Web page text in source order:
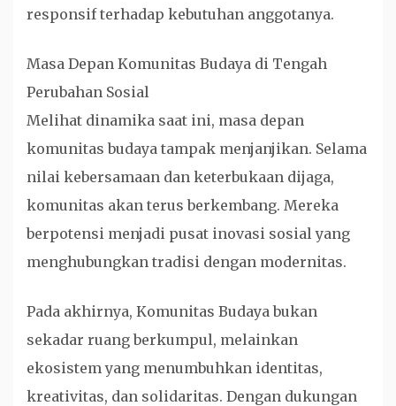
responsif terhadap kebutuhan anggotanya.
Masa Depan Komunitas Budaya di Tengah
Perubahan Sosial
Melihat dinamika saat ini, masa depan
komunitas budaya tampak menjanjikan. Selama
nilai kebersamaan dan keterbukaan dijaga,
komunitas akan terus berkembang. Mereka
berpotensi menjadi pusat inovasi sosial yang
menghubungkan tradisi dengan modernitas.
Pada akhirnya, Komunitas Budaya bukan
sekadar ruang berkumpul, melainkan
ekosistem yang menumbuhkan identitas,
kreativitas, dan solidaritas. Dengan dukungan